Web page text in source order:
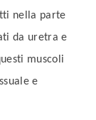
nella parte
da uretra e
muscoli
e